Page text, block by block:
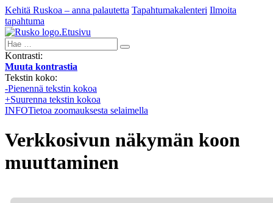
Kehitä Ruskoa – anna palautetta Tapahtumakalenteri Ilmoita
tapahtuma
Etusivu
Hae:
Kontrasti:
Muuta kontrastia
Tekstin koko:
-Pienennä tekstin kokoa
+Suurenna tekstin kokoa
INFOTietoa zoomauksesta selaimella
Verkkosivun näkymän koon
muuttaminen